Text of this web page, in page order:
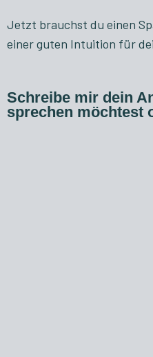
Jetzt brauchst du einen
einer guten Intuition für
Schreibe mir dein
sprechen möchtest